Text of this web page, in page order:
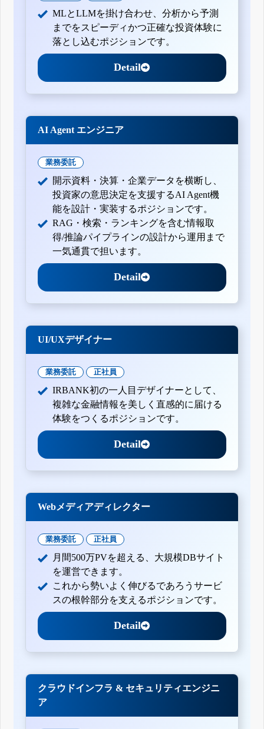
MLとLLMを掛け合わせ、分析から予測
までをスピーディかつ正確な投資体験に
落とし込むポジションです。
Detail
AI Agent エンジニア
業務委託
開示資料・決算・企業データを横断し、
投資家の意思決定を支援するAI Agent機
能を設計・実装するポジションです。
RAG・検索・ランキングを含む情報取
得/推論パイプラインの設計から運用まで
一気通貫で担います。
Detail
UI/UXデザイナー
業務委託 正社員
IRBANK初の一人目デザイナーとして、
複雑な金融情報を美しく直感的に届ける
体験をつくるポジションです。
Detail
Webメディアディレクター
業務委託 正社員
月間500万PVを超える、大規模DBサイト
を運営できます。
これから勢いよく伸びるであろうサービ
スの根幹部分を支えるポジションです。
Detail
クラウドインフラ & セキュリティエンジニ
ア